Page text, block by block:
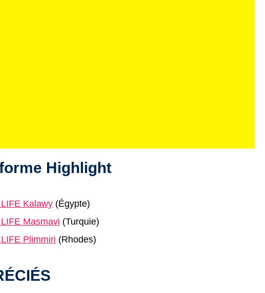
Highlight
Kalawy (Égypte)
Masmavi (Turquie)
Plimmiri (Rhodes)